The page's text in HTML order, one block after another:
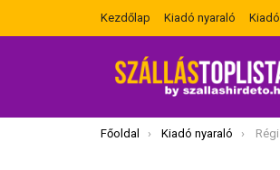
Kezdőlap Kiadó nyaraló
Itt vagy most:
Főoldal Kiadó nyaraló Régi